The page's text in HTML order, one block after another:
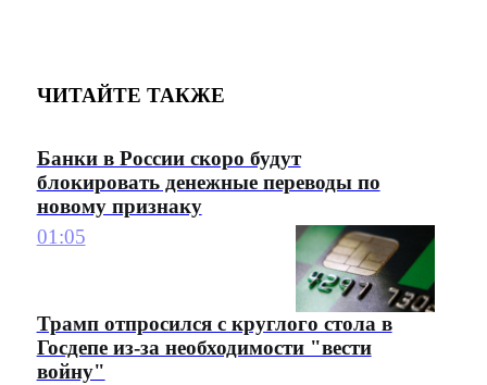
ЧИТАЙТЕ ТАКЖЕ
Банки в России скоро будут
блокировать денежные переводы по
новому признаку
01:05
Трамп отпросился с круглого стола в
Госдепе из-за необходимости "вести
войну"